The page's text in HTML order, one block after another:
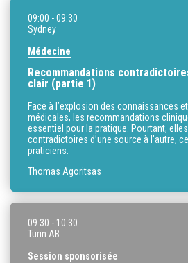
09:00 - 09:30
Sydney
Médecine
Recommandations
clair (partie 1)
Face à l’explosion des connaissances
médicales, les recommandations
essentiel pour la pratique. Pourtant,
contradictoires d’une source à l’autre,
praticiens.
Thomas Agoritsas
09:30 - 10:30
Turin AB
Session sponsorisée